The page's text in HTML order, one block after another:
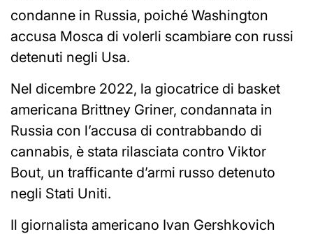
condanne in Russia, poiché Washington
accusa Mosca di volerli scambiare con russi
detenuti negli Usa.
Nel dicembre 2022, la giocatrice di basket
americana Brittney Griner, condannata in
Russia con l’accusa di contrabbando di
cannabis, è stata rilasciata contro Viktor
Bout, un trafficante d’armi russo detenuto
negli Stati Uniti.
Il giornalista americano Ivan Gershkovich